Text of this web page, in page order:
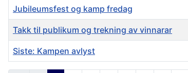
Artikler
Jubileumsfest og kamp fredag
Takk til publikum og trekning av vinnarar
Siste: Kampen avlyst